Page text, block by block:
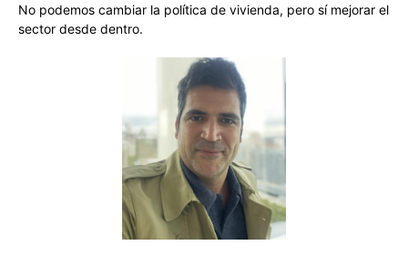
No podemos cambiar la política de vivienda, pero sí mejorar el
sector desde dentro.